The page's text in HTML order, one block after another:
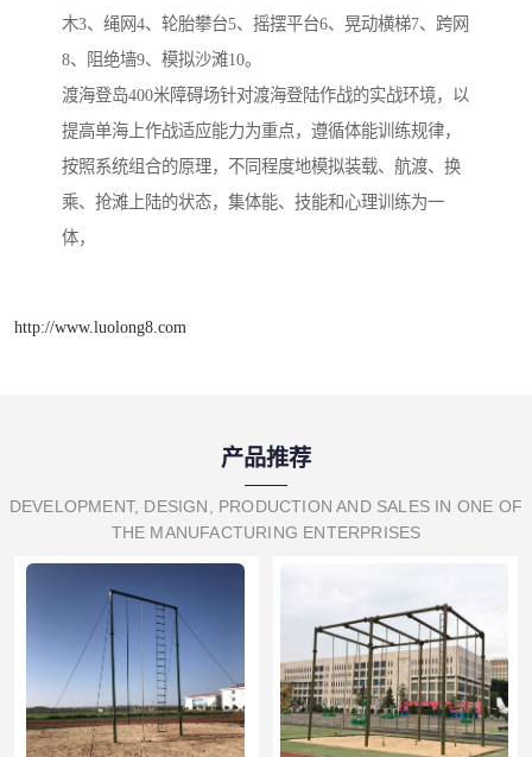
木3、绳网4、轮胎攀台5、摇摆平台6、晃动横梯7、跨网
8、阻绝墙9、模拟沙滩10。
渡海登岛400米障碍场针对渡海登陆作战的实战环境，以
提高单海上作战适应能力为重点，遵循体能训练规律，
按照系统组合的原理，不同程度地模拟装载、航渡、换
乘、抢滩上陆的状态，集体能、技能和心理训练为一
体，
http://www.luolong8.com
产品推荐
DEVELOPMENT, DESIGN, PRODUCTION AND SALES IN ONE OF
THE MANUFACTURING ENTERPRISES